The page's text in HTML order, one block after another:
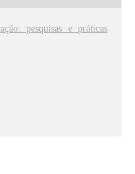
pesquisas e práticas